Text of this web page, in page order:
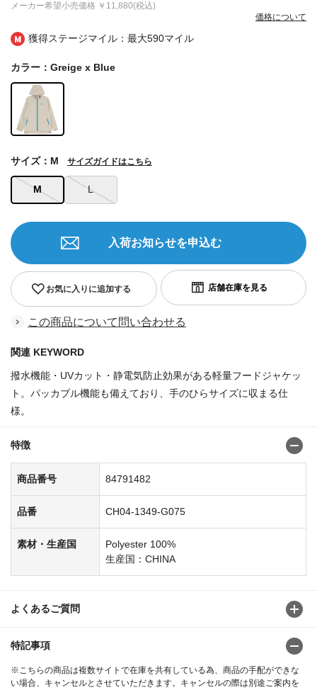
獲得ステージマイル：最大590マイル
メーカー希望小売価格 ￥11,880(税込)
価格について
カラー：Greige x Blue
M L
サイズ：M サイズガイドはこちら
お気に入りに追加する
入荷お知らせを申込む
この商品について問い合わせる
関連 KEYWORD
撥水機能・UVカット・静電気防止効果がある軽量フードジャケッ
ト。パッカブル機能も備えており、手のひらサイズに収まる仕
様。
特徴
商品番号 84791482
品番 CH04-1349-G075
素材・生産国
Polyester 100%
生産国：CHINA
よくあるご質問
特記事項
※こちらの商品は複数サイトで在庫を共有している為、商品の手配ができな
い場合、キャンセルとさせていただきます。キャンセルの際は別途ご案内を